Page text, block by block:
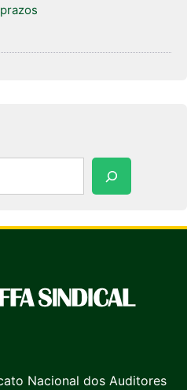
Nacional dos Auditores